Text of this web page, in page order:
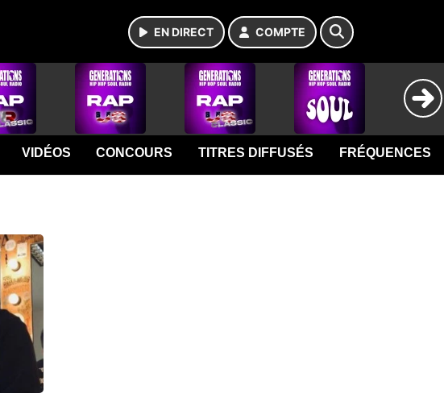
EN DIRECT COMPTE
VIDÉOS CONCOURS TITRES DIFFUSÉS FRÉQUENCES